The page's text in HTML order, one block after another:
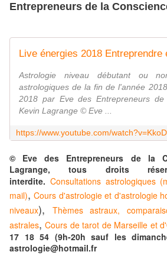
Entrepreneurs de la
Live énergies 2018 Entreprendre
Astrologie niveau débutant ou
astrologiques de la fin de l'année
2018 par Eve des Entrepreneurs
Kevin Lagrange © Eve ...
© Eve des Entrepreneurs de la
Lagrange, tous droits
interdite. Consultations astrologiques
mail),Cours d'astrologie et d'astrologie
niveaux), Thèmes astraux,
astrales,Cours de tarot de Marseille et
17 18 54 (9h-20h sauf les
astrologie@hotmail.fr